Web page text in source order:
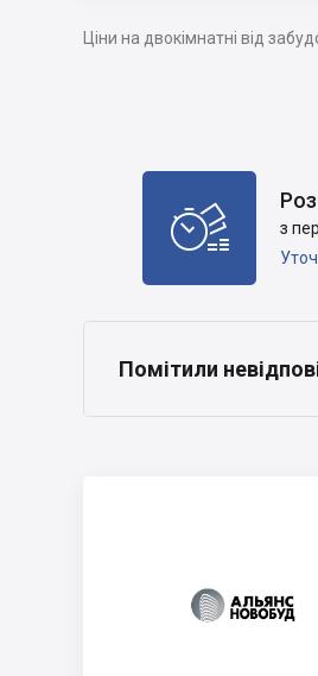
Ціни на двокімнатні від

з
Помітили